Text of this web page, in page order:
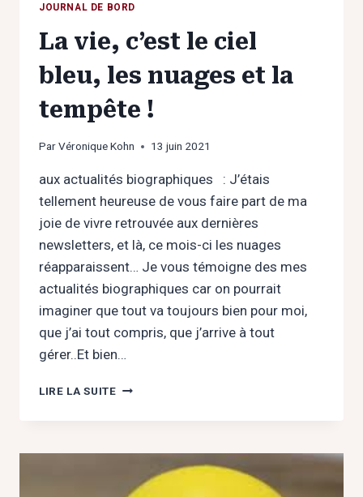
JOURNAL DE BORD
La vie, c’est le ciel
bleu, les nuages et la
tempête !
ParVéronique Kohn 13 juin 2021
aux actualités biographiques : J’étais
tellement heureuse de vous faire part de ma
joie de vivre retrouvée aux dernières
newsletters, et là, ce mois-ci les nuages
réapparaissent… Je vous témoigne des mes
actualités biographiques car on pourrait
imaginer que tout va toujours bien pour moi,
que j’ai tout compris, que j’arrive à tout
gérer..Et bien…
LIRE LA SUITELA
CIEL
LES